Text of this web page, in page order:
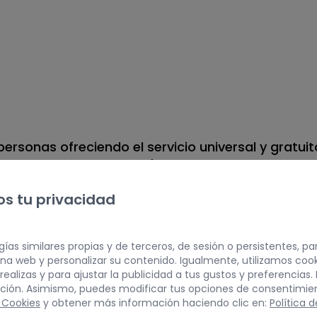
ofreciendo el servicio universal y
a la discapacidad y/o dependencia gracias
de atención incorporado en 2024 de
a 14.00hrs ofreciendo respuesta social
tu privacidad
similares propias y de terceros, de sesión o persistentes,
web y personalizar su contenido. Igualmente, utilizamos
y para ajustar la publicidad a tus gustos y
Asimismo, puedes modificar tus opciones de
y obtener más información haciendo clic en: Política